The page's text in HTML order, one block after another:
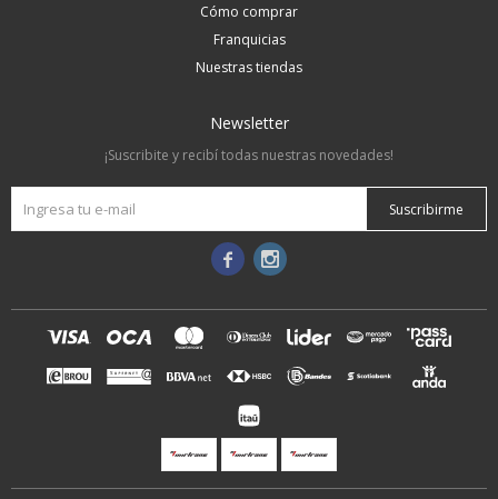
Cómo comprar
Franquicias
Nuestras tiendas
Newsletter
¡Suscribite y recibí todas nuestras novedades!
Suscribirme
 